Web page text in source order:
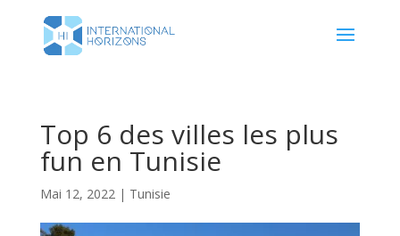
Top 6 des villes les plus
fun en Tunisie
Mai 12, 2022| Tunisie